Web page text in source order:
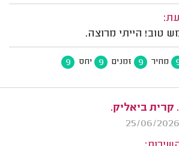
טוב! הייתי מרוצה.
מחיר 9 זמנים 9 יחס 9
קרית ביאליק.